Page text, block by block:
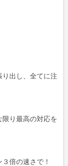
出し、全てに注
り最高の対応を
倍の速さで！